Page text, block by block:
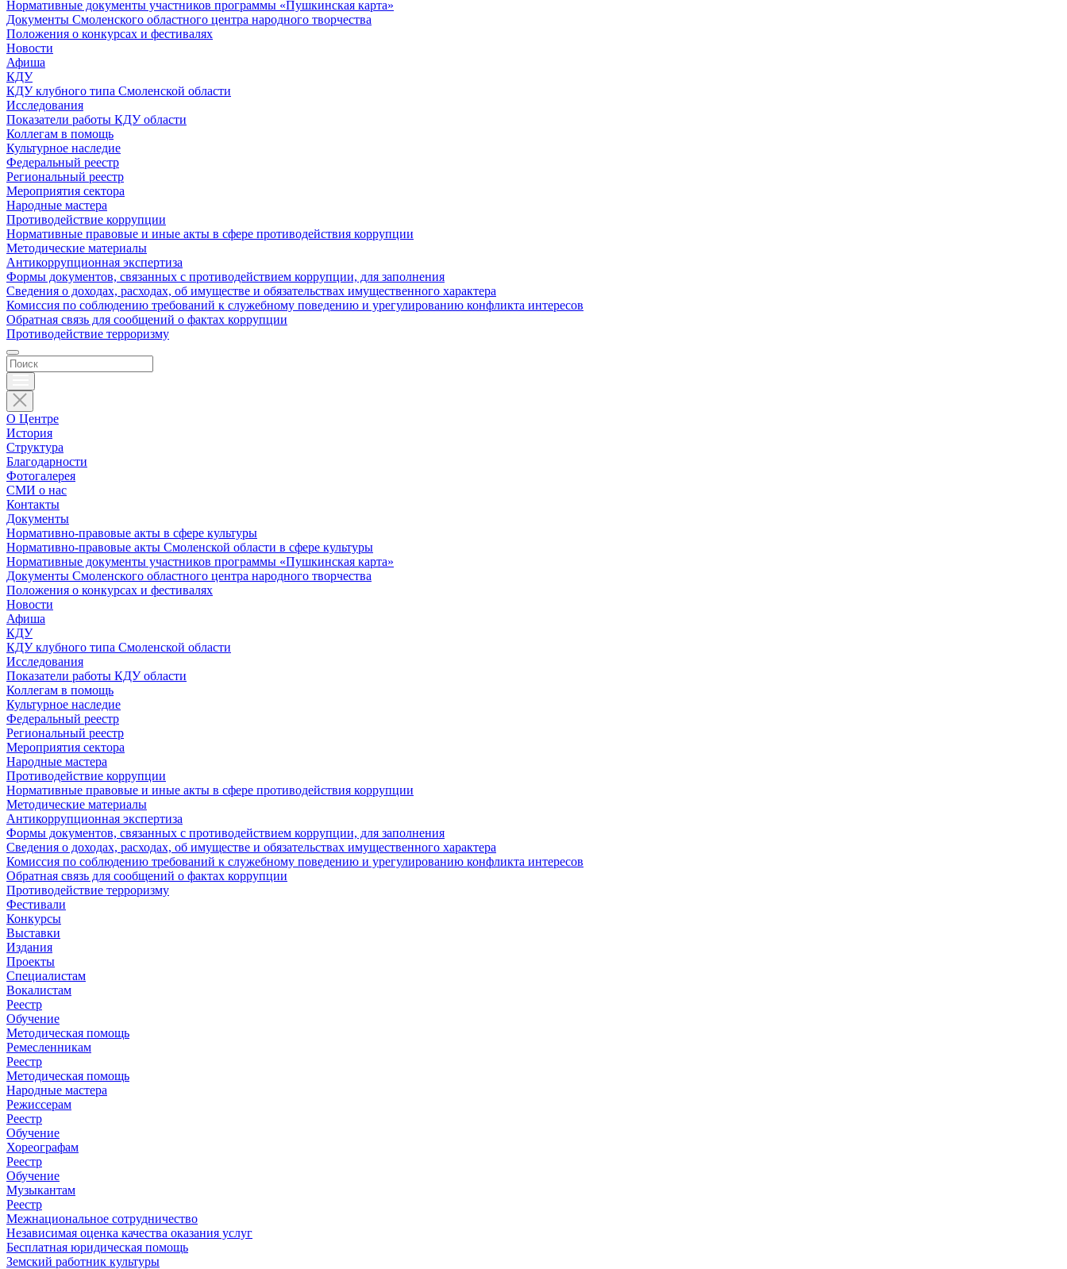
Нормативные документы участников программы «Пушкинская карта»
Документы Смоленского областного центра народного творчества
Положения о конкурсах и фестивалях
Новости
Афиша
КДУ
КДУ клубного типа Смоленской области
Исследования
Показатели работы КДУ области
Коллегам в помощь
Культурное наследие
Федеральный реестр
Региональный реестр
Мероприятия сектора
Народные мастера
Противодействие коррупции
Нормативные правовые и иные акты в сфере противодействия коррупции
Методические материалы
Антикоррупционная экспертиза
Формы документов, связанных с противодействием коррупции, для заполнения
Сведения о доходах, расходах, об имуществе и обязательствах имущественного характера
Комиссия по соблюдению требований к служебному поведению и урегулированию конфликта интересов
Обратная связь для сообщений о фактах коррупции
Противодействие терроризму
О Центре
История
Структура
Благодарности
Фотогалерея
СМИ о нас
Контакты
Документы
Нормативно-правовые акты в сфере культуры
Нормативно-правовые акты Смоленской области в сфере культуры
Нормативные документы участников программы «Пушкинская карта»
Документы Смоленского областного центра народного творчества
Положения о конкурсах и фестивалях
Новости
Афиша
КДУ
КДУ клубного типа Смоленской области
Исследования
Показатели работы КДУ области
Коллегам в помощь
Культурное наследие
Федеральный реестр
Региональный реестр
Мероприятия сектора
Народные мастера
Противодействие коррупции
Нормативные правовые и иные акты в сфере противодействия коррупции
Методические материалы
Антикоррупционная экспертиза
Формы документов, связанных с противодействием коррупции, для заполнения
Сведения о доходах, расходах, об имуществе и обязательствах имущественного характера
Комиссия по соблюдению требований к служебному поведению и урегулированию конфликта интересов
Обратная связь для сообщений о фактах коррупции
Противодействие терроризму
Фестивали
Конкурсы
Выставки
Издания
Проекты
Специалистам
Вокалистам
Реестр
Обучение
Методическая помощь
Ремесленникам
Реестр
Методическая помощь
Народные мастера
Режиссерам
Реестр
Обучение
Хореографам
Реестр
Обучение
Музыкантам
Реестр
Межнациональное сотрудничество
Независимая оценка качества оказания услуг
Бесплатная юридическая помощь
Земский работник культуры